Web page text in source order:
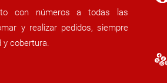
con números a todas las
y realizar pedidos, siempre
y cobertura.